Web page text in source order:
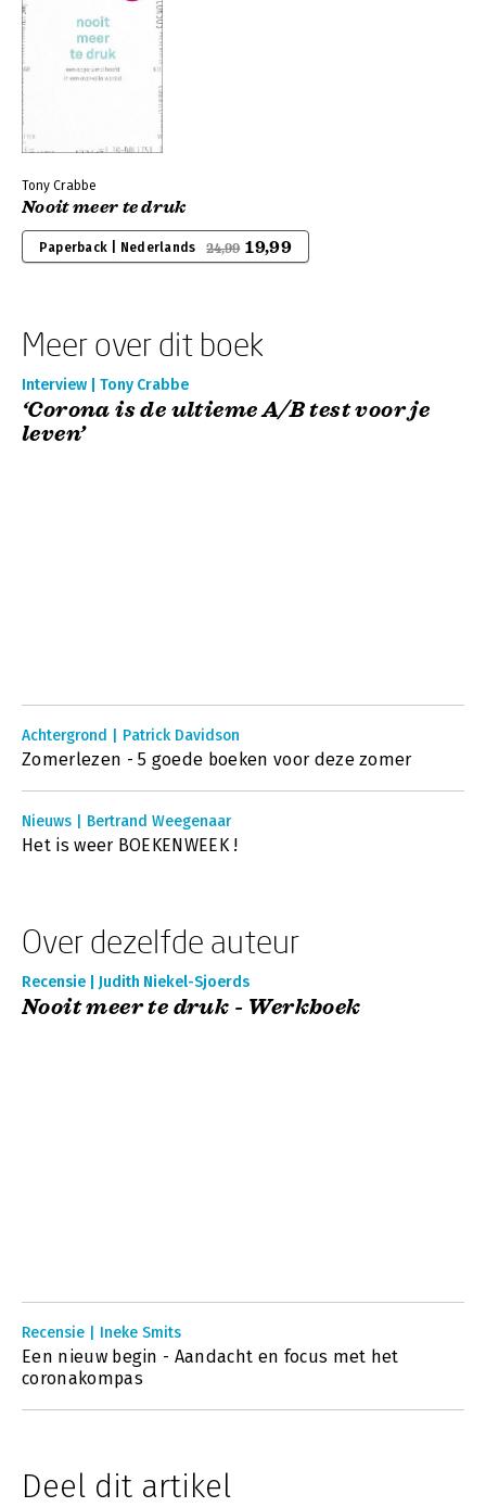
Tony Crabbe
Nooit meer te druk
Paperback | Nederlands 24,99 19,99
Meer over dit boek
Interview | Tony Crabbe
‘Corona is de ultieme A/B test voor je
leven’
Achtergrond | Patrick Davidson
Zomerlezen - 5 goede boeken voor deze zomer
Nieuws | Bertrand Weegenaar
Het is weer BOEKENWEEK !
Over dezelfde auteur
Recensie | Judith Niekel-Sjoerds
Nooit meer te druk - Werkboek
Recensie | Ineke Smits
Een nieuw begin - Aandacht en focus met het
coronakompas
Deel dit artikel